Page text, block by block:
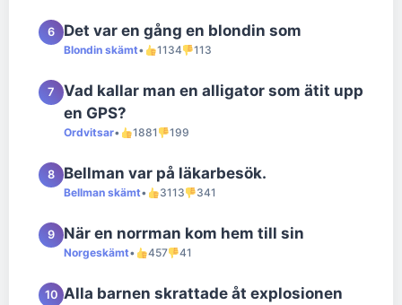
6 Det var en gång en blondin som
Blondin skämt• 1134 113
7
Vad kallar man en alligator som ätit upp
en GPS?
Ordvitsar• 1881 199
8 Bellman var på läkarbesök.
Bellman skämt• 3113 341
9 När en norrman kom hem till sin
Norgeskämt• 457 41
10 Alla barnen skrattade åt explosionen